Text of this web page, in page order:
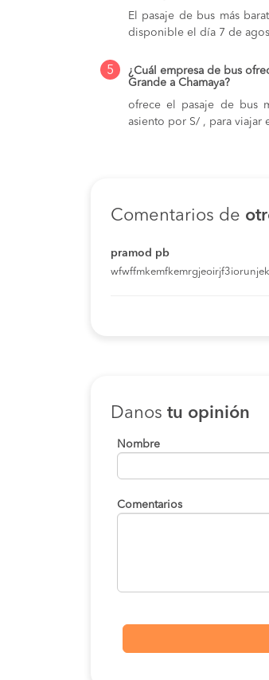
El pasaje de bus más
disponible el día 7 de
5
¿Cuál empresa de bus
Grande a Chamaya?
ofrece el pasaje de bus
asiento por S/ , para viajar
Comentarios de
pramod pb
Danos tu opinión
Nombre
Comentarios